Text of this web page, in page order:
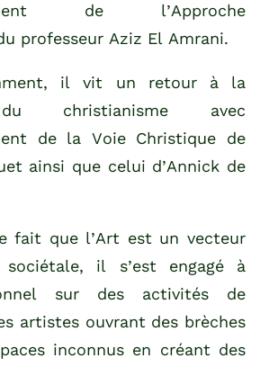
de l’Approche
professeur Aziz El Amrani.
il vit un retour à la
christianisme avec
de la Voie Christique de
ainsi que celui d’Annick de
fait que l’Art est un vecteur
sociétale, il s’est engagé à
sur des activités de
artistes ouvrant des brèches
inconnus en créant des